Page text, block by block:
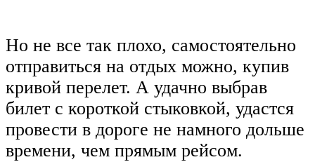
Но не все так плохо, самостоятельно
отправиться на отдых можно, купив
кривой перелет. А удачно выбрав
билет с короткой стыковкой, удастся
провести в дороге не намного дольше
времени, чем прямым рейсом.